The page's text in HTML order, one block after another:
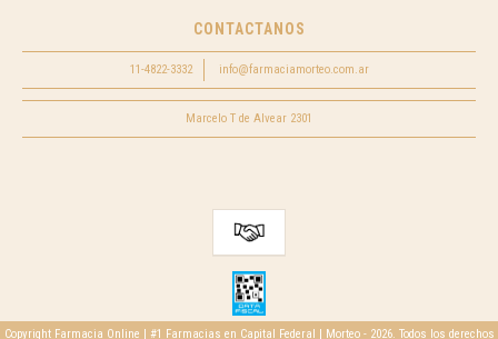
CONTACTANOS
11-4822-3332 info@farmaciamorteo.com.ar
Marcelo T de Alvear 2301
Copyright Farmacia Online | #1 Farmacias en Capital Federal | Morteo - 2026. Todos los derechos